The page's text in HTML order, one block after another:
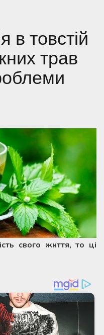
в товстій
трав
свого життя, то ці